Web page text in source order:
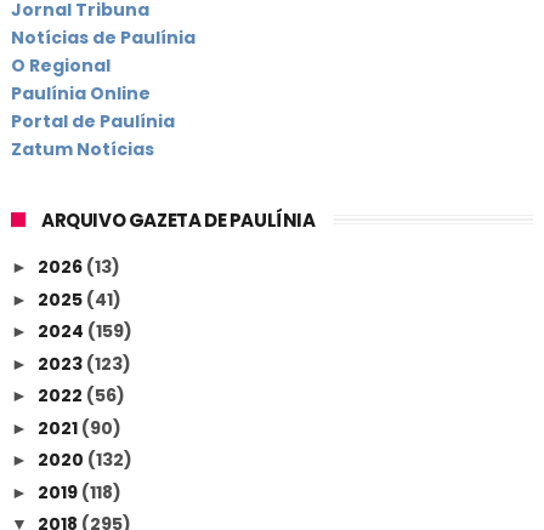
Jornal Tribuna
Notícias de Paulínia
O Regional
Paulínia Online
Portal de Paulínia
Zatum Notícias
ARQUIVO GAZETA DE PAULÍNIA
► 2026 (13)
► 2025 (41)
► 2024 (159)
► 2023 (123)
► 2022 (56)
► 2021 (90)
► 2020 (132)
► 2019 (118)
▼ 2018 (295)